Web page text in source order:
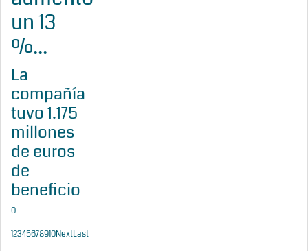
un 13
%...
La
compañía
tuvo 1.175
millones
de euros
de
beneficio
0
12345678910NextLast